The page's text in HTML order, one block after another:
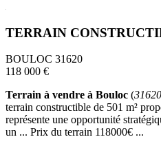
TERRAIN
BOULOC 31620
118 000 €
Terrain à vendre à Bouloc (31620
terrain constructible de 501 m²
représente une opportunité
un ... Prix du terrain 118000€ ...